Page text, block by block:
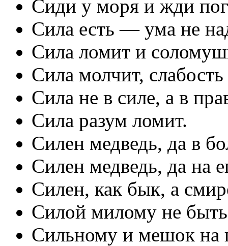
Сиди у моря и жди
Сила есть — ума не
Сила ломит и
Сила молчит,
Сила не в силе, а в
Сила разум ломит.
Силен медведь, да в
Силен медведь, да на
Силен, как бык, а
Силой милому не
Сильному и мешок на